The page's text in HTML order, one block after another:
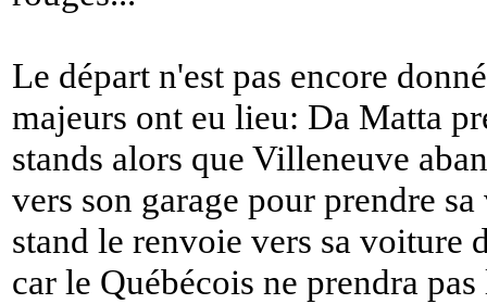
Le départ n'est pas encore
majeurs ont eu lieu: Da Matta
stands alors que Villeneuve
vers son garage pour prendre
stand le renvoie vers sa voiture
car le Québécois ne prendra